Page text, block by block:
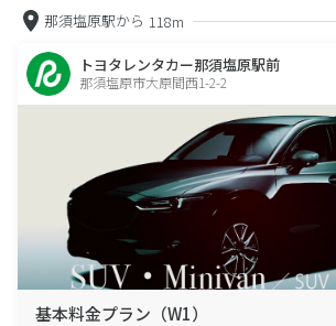
那須塩原駅から 118m
トヨタレンタカー那須塩原駅前
那須塩原市大原間西1-2-2
基本料金プラン（W1）